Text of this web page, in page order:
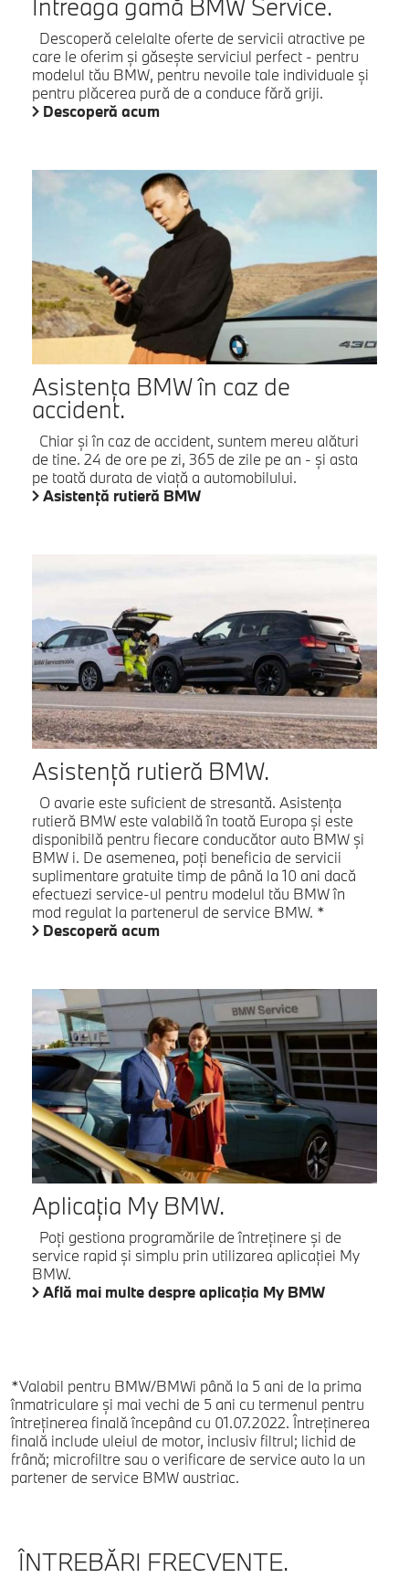
Întreaga gamă BMW Service.
Descoperă celelalte oferte de servicii atractive pe
care le oferim şi găseşte serviciul perfect - pentru
modelul tău BMW, pentru nevoile tale individuale şi
pentru plăcerea pură de a conduce fără griji.
Descoperă acum
Asistenţa BMW în caz de
accident.
Chiar şi în caz de accident, suntem mereu alături
de tine. 24 de ore pe zi, 365 de zile pe an - şi asta
pe toată durata de viaţă a automobilului.
Asistenţă rutieră BMW
Asistenţă rutieră BMW.
O avarie este suficient de stresantă. Asistenţa
rutieră BMW este valabilă în toată Europa şi este
disponibilă pentru fiecare conducător auto BMW şi
BMW i. De asemenea, poţi beneficia de servicii
suplimentare gratuite timp de până la 10 ani dacă
efectuezi service-ul pentru modelul tău BMW în
mod regulat la partenerul de service BMW. *
Descoperă acum
Aplicaţia My BMW.
Poţi gestiona programările de întreţinere şi de
service rapid şi simplu prin utilizarea aplicaţiei My
BMW.
Află mai multe despre aplicaţia My BMW
*Valabil pentru BMW/BMWi până la 5 ani de la prima
înmatriculare şi mai vechi de 5 ani cu termenul pentru
întreţinerea finală începând cu 01.07.2022. Întreţinerea
finală include uleiul de motor, inclusiv filtrul; lichid de
frână; microfiltre sau o verificare de service auto la un
partener de service BMW austriac.
ÎNTREBĂRI FRECVENTE.